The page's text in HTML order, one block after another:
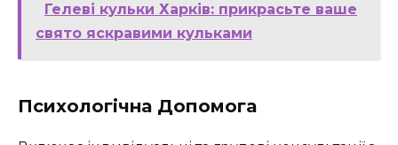
Гелеві кульки Харків: прикрасьте ваше
свято яскравими кульками
Психологічна Допомога